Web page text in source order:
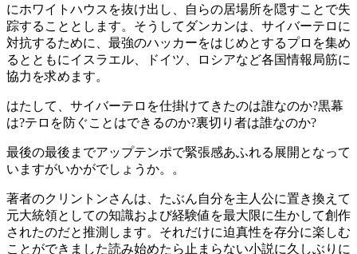
にホワイトハウスを抜け出し、自らの居場所を隠すことで失
踪することとします。そうしてダンカンは、サイバーテロに
対抗するために、最強のハッカーをはじめとするプロを集め
るとともにイスラエル、ドイツ、ロシアなど各国情報局筋に
協力を求めます。
はたして、サイバーテロを仕掛けてきたのは誰なのか?黒幕
は?テロを防ぐことはできるのか?裏切り者は誰なのか?
最後の最後までアップテンポで緊張感あふれる展開となって
いますがいかがでしょうか。。
著者のクリントンさんは、たぶん自分を主人公に置き換えて
元大統領としての知識および経験値を最大限に生かして創作
されたのだと推測します。それだけに迫真性を存分に楽しむ
ことができました読み始めたら止まらない小説に久しぶりに